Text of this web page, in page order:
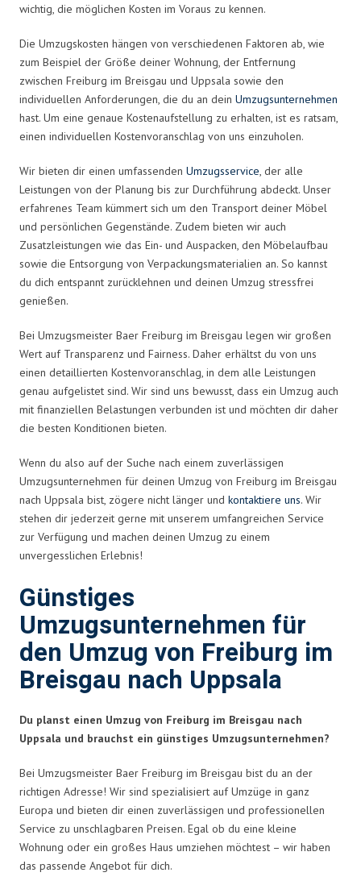
wichtig, die möglichen Kosten im Voraus zu kennen.
Die Umzugskosten hängen von verschiedenen Faktoren ab, wie
zum Beispiel der Größe deiner Wohnung, der Entfernung
zwischen Freiburg im Breisgau und Uppsala sowie den
individuellen Anforderungen, die du an dein Umzugsunternehmen
hast. Um eine genaue Kostenaufstellung zu erhalten, ist es ratsam,
einen individuellen Kostenvoranschlag von uns einzuholen.
Wir bieten dir einen umfassenden Umzugsservice, der alle
Leistungen von der Planung bis zur Durchführung abdeckt. Unser
erfahrenes Team kümmert sich um den Transport deiner Möbel
und persönlichen Gegenstände. Zudem bieten wir auch
Zusatzleistungen wie das Ein- und Auspacken, den Möbelaufbau
sowie die Entsorgung von Verpackungsmaterialien an. So kannst
du dich entspannt zurücklehnen und deinen Umzug stressfrei
genießen.
Bei Umzugsmeister Baer Freiburg im Breisgau legen wir großen
Wert auf Transparenz und Fairness. Daher erhältst du von uns
einen detaillierten Kostenvoranschlag, in dem alle Leistungen
genau aufgelistet sind. Wir sind uns bewusst, dass ein Umzug auch
mit finanziellen Belastungen verbunden ist und möchten dir daher
die besten Konditionen bieten.
Wenn du also auf der Suche nach einem zuverlässigen
Umzugsunternehmen für deinen Umzug von Freiburg im Breisgau
nach Uppsala bist, zögere nicht länger und kontaktiere uns. Wir
stehen dir jederzeit gerne mit unserem umfangreichen Service
zur Verfügung und machen deinen Umzug zu einem
unvergesslichen Erlebnis!
Günstiges
Umzugsunternehmen für
den Umzug von Freiburg im
Breisgau nach Uppsala
Du planst einen Umzug von Freiburg im Breisgau nach
Uppsala und brauchst ein günstiges Umzugsunternehmen?
Bei Umzugsmeister Baer Freiburg im Breisgau bist du an der
richtigen Adresse! Wir sind spezialisiert auf Umzüge in ganz
Europa und bieten dir einen zuverlässigen und professionellen
Service zu unschlagbaren Preisen. Egal ob du eine kleine
Wohnung oder ein großes Haus umziehen möchtest – wir haben
das passende Angebot für dich.